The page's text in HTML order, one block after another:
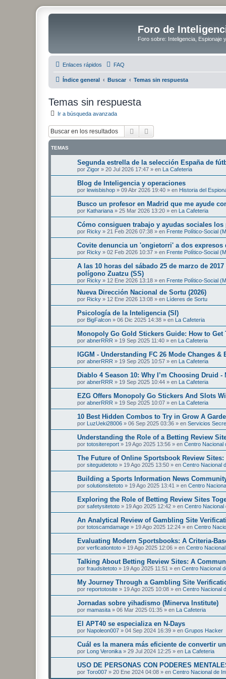
Foro de
Foro sobre: Inteligencia, Espionaje
Enlaces rápidos FAQ
Índice general Buscar Temas sin respuesta
Temas sin respuesta
Ir a búsqueda avanzada
Buscar
TEMAS
Segunda estrella de la selección España de
por Zigor » 20 Jul 2026 17:47 » en La Cafeteria
Blog de Inteligencia y operaciones
por lewisbishop » 09 Abr 2026 19:40 » en Historia del
Busco un profesor en Madrid que me ayude
por Kathariana » 25 Mar 2026 13:20 » en La Cafeteria
Cómo consiguen trabajo y ayudas sociales los
por Ricky » 21 Feb 2026 07:38 » en Frente Político-Social
Covite denuncia un 'ongietorri' a dos expresos
por Ricky » 02 Feb 2026 10:37 » en Frente Político-Social
A las 10 horas del sábado 25 de marzo de
polígono Zuatzu (SS)
por Ricky » 12 Ene 2026 13:18 » en Frente Político-Social
Nueva Dirección Nacional de Sortu (2026)
por Ricky » 12 Ene 2026 13:08 » en Líderes de Sortu
Psicología de la Inteligencia (SI)
por BigFalcon » 06 Dic 2025 14:38 » en La Cafeteria
Monopoly Go Gold Stickers Guide: How to
por abnerRRR » 19 Sep 2025 11:40 » en La Cafeteria
IGGM - Understanding FC 26 Mode Changes &
por abnerRRR » 19 Sep 2025 10:57 » en La Cafeteria
Diablo 4 Season 10: Why I’m Choosing Druid
por abnerRRR » 19 Sep 2025 10:44 » en La Cafeteria
EZG Offers Monopoly Go Stickers And Slots
por abnerRRR » 19 Sep 2025 10:07 » en La Cafeteria
10 Best Hidden Combos to Try in Grow A
por LuzUeki28006 » 06 Sep 2025 03:36 » en Servicios
Understanding the Role of a Betting Review
por totositereport » 19 Ago 2025 13:56 » en Centro Nacional
The Future of Online Sportsbook Review
por siteguidetoto » 19 Ago 2025 13:50 » en Centro Nacional
Building a Sports Information News
por solutionsitetoto » 19 Ago 2025 13:41 » en Centro
Exploring the Role of Betting Review Sites
por safetysitetoto » 19 Ago 2025 12:42 » en Centro Nacional
An Analytical Review of Gambling Site
por totoscamdamage » 19 Ago 2025 12:24 » en Centro
Evaluating Modern Sportsbooks: A Criteria-
por verficationtoto » 19 Ago 2025 12:06 » en Centro
Talking About Betting Review Sites: A
por fraudsitetoto » 19 Ago 2025 11:51 » en Centro Nacional
My Journey Through a Gambling Site
por reportotosite » 19 Ago 2025 10:08 » en Centro Nacional
Jornadas sobre yihadismo (Minerva Institute)
por mamasita » 06 Mar 2025 01:35 » en La Cafeteria
El APT40 se especializa en N-Days
por Napoleon007 » 04 Sep 2024 16:39 » en Grupos Hacker
Cuál es la manera más eficiente de convertir
por Long Veronika » 29 Jul 2024 12:25 » en La Cafeteria
USO DE PERSONAS CON PODERES
por Toro007 » 20 Ene 2024 04:08 » en Centro Nacional de